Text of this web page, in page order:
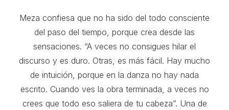
Meza confiesa que no ha sido del todo consciente
del paso del tiempo, porque crea desde las
sensaciones. “A veces no consigues hilar el
discurso y es duro. Otras, es más fácil. Hay mucho
de intuición, porque en la danza no hay nada
escrito. Cuando ves la obra terminada, a veces no
crees que todo eso saliera de tu cabeza”. Una de